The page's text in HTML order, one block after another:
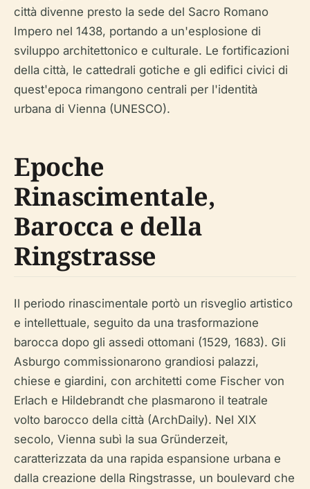
città divenne presto la sede del Sacro Romano
Impero nel 1438, portando a un'esplosione di
sviluppo architettonico e culturale. Le fortificazioni
della città, le cattedrali gotiche e gli edifici civici di
quest'epoca rimangono centrali per l'identità
urbana di Vienna (UNESCO).
Epoche
Rinascimentale,
Barocca e della
Ringstrasse
Il periodo rinascimentale portò un risveglio artistico
e intellettuale, seguito da una trasformazione
barocca dopo gli assedi ottomani (1529, 1683). Gli
Asburgo commissionarono grandiosi palazzi,
chiese e giardini, con architetti come Fischer von
Erlach e Hildebrandt che plasmarono il teatrale
volto barocco della città (ArchDaily). Nel XIX
secolo, Vienna subì la sua Gründerzeit,
caratterizzata da una rapida espansione urbana e
dalla creazione della Ringstrasse, un boulevard che